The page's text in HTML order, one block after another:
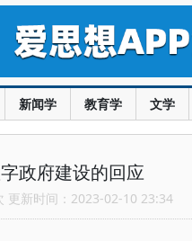
新闻学 教育学 文学
政府建设的回应
更新时间：2023-02-10 23:34